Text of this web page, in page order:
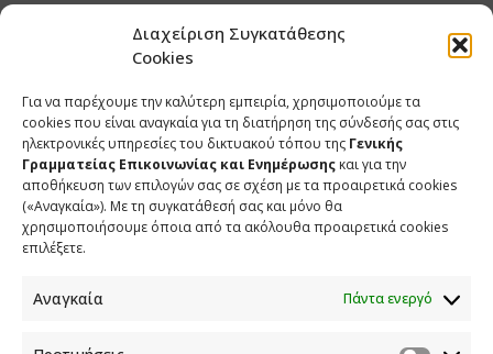
Διαχείριση Συγκατάθεσης
Cookies
Για να παρέχουμε την καλύτερη εμπειρία, χρησιμοποιούμε τα
cookies που είναι αναγκαία για τη διατήρηση της σύνδεσής σας στις
ηλεκτρονικές υπηρεσίες του δικτυακού τόπου της Γενικής
Γραμματείας Επικοινωνίας και Ενημέρωσης και για την
αποθήκευση των επιλογών σας σε σχέση με τα προαιρετικά cookies
(«Αναγκαία»). Με τη συγκατάθεσή σας και μόνο θα
χρησιμοποιήσουμε όποια από τα ακόλουθα προαιρετικά cookies
επιλέξετε.
Αναγκαία Πάντα ενεργό